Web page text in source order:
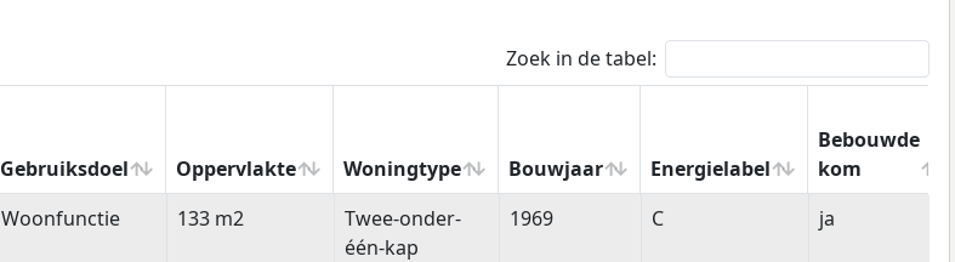
Zoek in de tabel:
Gebruiksdoel Oppervlakte Woningtype Bouwjaar Energielabel
Bebouwde
kom
Gebruiksdoel Oppervlakte Woningtype Bouwjaar Energielabel
Bebouwde
kom
Woonfunctie 133 m2
Twee-onder-
één-kap
1969 C ja